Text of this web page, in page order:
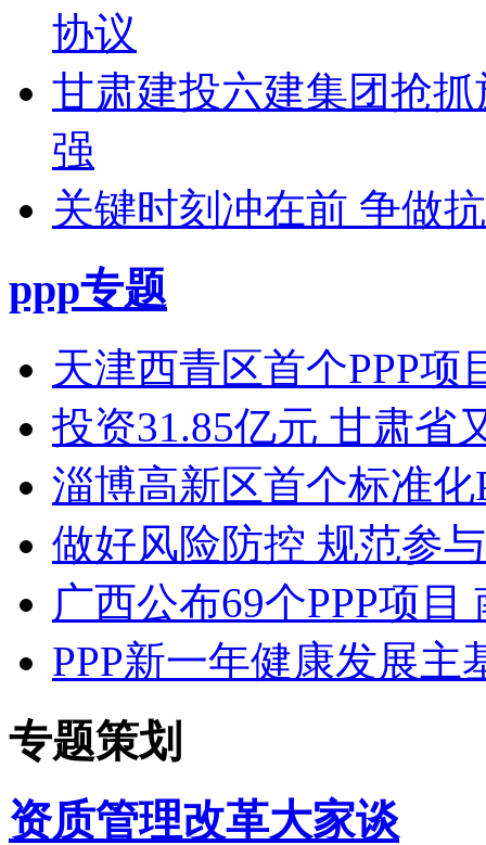
协议
甘肃建投六建集团抢
强
关键时刻冲在前 争做
ppp专题
天津西青区首个PPP项
投资31.85亿元 甘肃省
淄博高新区首个标准化
做好风险防控 规范参
广西公布69个PPP项
PPP新一年健康发展
专题策划
资质管理改革大家谈